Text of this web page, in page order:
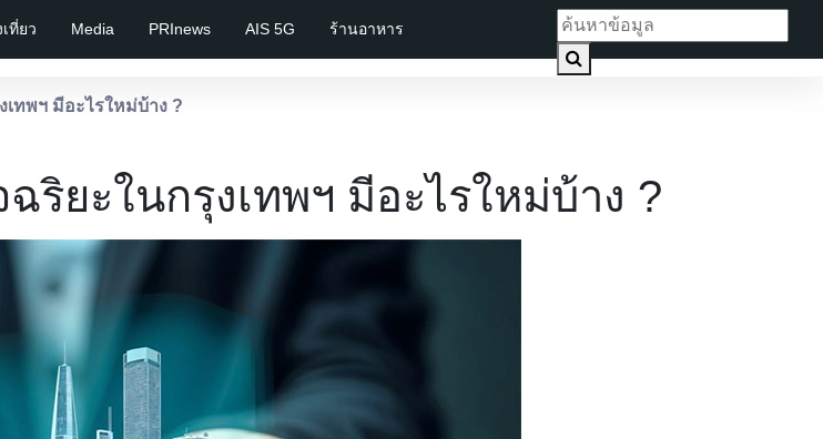
ที่ยว Media PRInews AIS 5G ร้านอาหาร
ทพฯ มีอะไรใหม่บ้าง ?
ริยะในกรุงเทพฯ มีอะไรใหม่บ้าง ?